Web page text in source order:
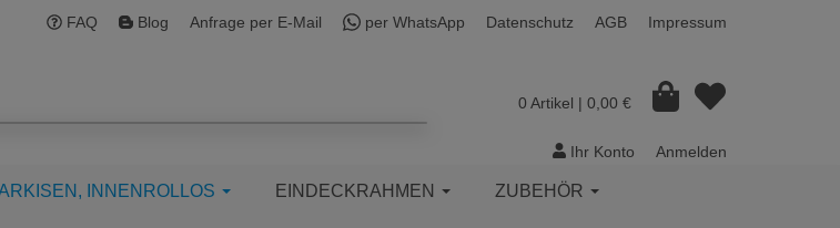
FAQ Blog Anfrage per E-Mail per WhatsApp Datenschutz AGB Impressum
0 Artikel | 0,00 €
Ihr Konto Anmelden
INNENROLLOS EINDECKRAHMEN ZUBEHÖR